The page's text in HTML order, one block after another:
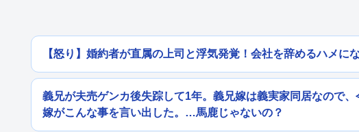
【怒り】婚約者が直属の上司と浮気発覚！会社を辞めるハメに
義兄が夫売ゲンカ後失踪して1年。義兄嫁は義実家同居なので
嫁がこんな事を言い出した。…馬鹿じゃないの？